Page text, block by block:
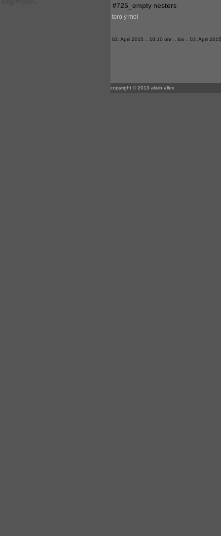
#725_empty nesters
toro y moi
02. April 2015 .. 10.10 uhr .. bis .. 03. April
copyright © 2013 alwin alles